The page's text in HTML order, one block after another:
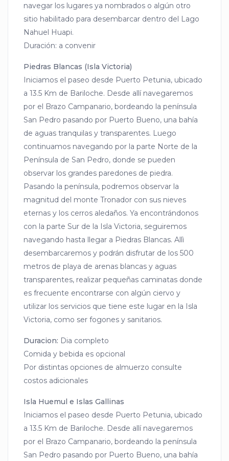
navegar los lugares ya nombrados o algún otro
sitio habilitado para desembarcar dentro del Lago
Nahuel Huapi.
Duración: a convenir
Piedras Blancas (Isla Victoria)
Iniciamos el paseo desde Puerto Petunia, ubicado
a 13.5 Km de Bariloche. Desde allí navegaremos
por el Brazo Campanario, bordeando la península
San Pedro pasando por Puerto Bueno, una bahía
de aguas tranquilas y transparentes. Luego
continuamos navegando por la parte Norte de la
Península de San Pedro, donde se pueden
observar los grandes paredones de piedra.
Pasando la península, podremos observar la
magnitud del monte Tronador con sus nieves
eternas y los cerros aledaños. Ya encontrándonos
con la parte Sur de la Isla Victoria, seguiremos
navegando hasta llegar a Piedras Blancas. Allì
desembarcaremos y podrán disfrutar de los 500
metros de playa de arenas blancas y aguas
transparentes, realizar pequeñas caminatas donde
es frecuente encontrarse con algún ciervo y
utilizar los servicios que tiene este lugar en la Isla
Victoria, como ser fogones y sanitarios.
Duracion: Dia completo
Comida y bebida es opcional
Por distintas opciones de almuerzo consulte
costos adicionales
Isla Huemul e Islas Gallinas
Iniciamos el paseo desde Puerto Petunia, ubicado
a 13.5 Km de Bariloche. Desde allí navegaremos
por el Brazo Campanario, bordeando la península
San Pedro pasando por Puerto Bueno, una bahía